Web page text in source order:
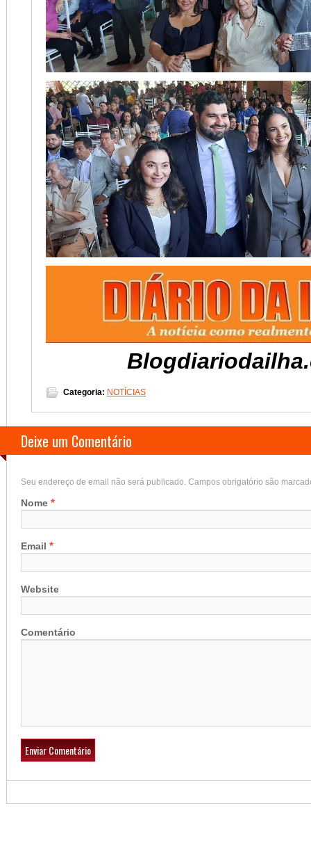
Categoria: NOTÍCIAS
Deixe um Comentário
Seu endereço de email não será publicado. Campos obrigatório são
Nome *
Email *
Website
Comentário